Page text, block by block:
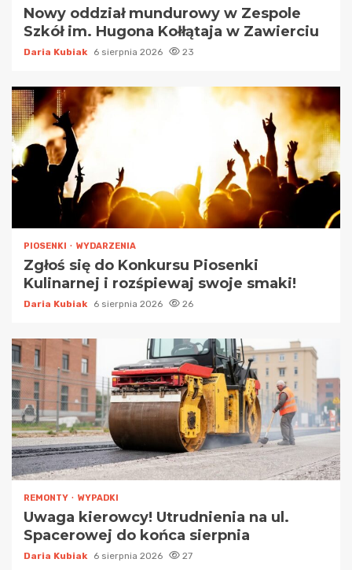
Nowy oddział mundurowy w Zespole
Szkół im. Hugona Kołłątaja w Zawierciu
Daria Kubiak 6 sierpnia 2026 23
PIOSENKI WYDARZENIA
Zgłoś się do Konkursu Piosenki
Kulinarnej i rozśpiewaj swoje smaki!
Daria Kubiak 6 sierpnia 2026 26
REMONTY WYPADKI
Uwaga kierowcy! Utrudnienia na ul.
Spacerowej do końca sierpnia
Daria Kubiak 6 sierpnia 2026 27